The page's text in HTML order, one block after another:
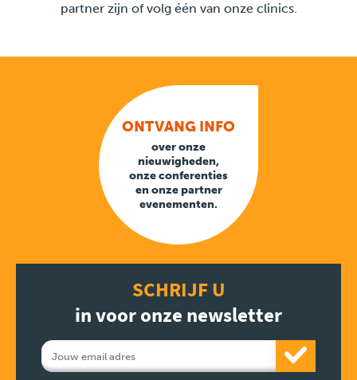
partner zijn of volg één van onze clinics.
ONTVANG INFO
over onze
nieuwigheden,
onze conferenties
en onze partner
evenementen.
SCHRIJF U
in voor onze newsletter